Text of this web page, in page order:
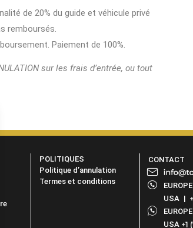
de 20% du guide et véhicule privé
remboursés.
Paiement de 100%.
sur les frais d’entrée, ou tout
POLITIQUES
Politique d’annulation
Termes et conditions
CONTACT
EUROPE
USA |
EUROPE
USA